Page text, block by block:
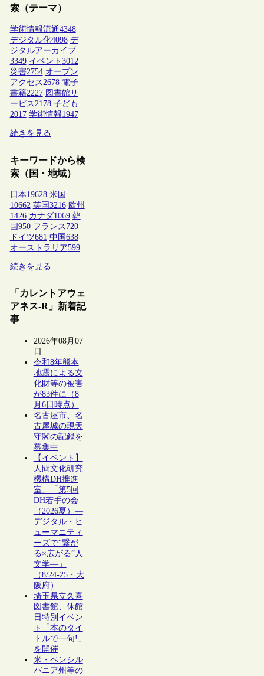
索（テーマ）
学術情報流通4348
デジタル化4098 デ
ジタルアーカイブ
3349 イベント 3012
災害2754 オープン
アクセス2678 電子
書籍2227 図書館サ
ービス2178 子ども
2017 学術情報1947
続きを見る
キーワードから検
索（国・地域）
日本19628 米国
10662 英国 3216 欧州
1426 カナダ1069 韓
国 950 フランス 720
ドイツ681 中国 638
オーストラリア599
続きを見る
「カレントアウェ
アネス-R」新着記
事
2026年08月07
日
令和8年熊本
地震による文
化財等の被害
が83件に（8
月6日時点）
名古屋市、名
古屋城の現天
守閣の記録を
募集中
【イベント】
人間文化研究
機構DH推進
室、「第5回
DH若手の会
（2026夏）―
デジタル・ヒ
ューマニティ
ーズで“繋が
る×広がる”人
文学―」
（8/24-25・大
阪府）
埼玉県立久喜
図書館、休館
日特別イベン
ト「本のタイ
トルで一句!」
を開催
米・ペンシル
バニア州等の